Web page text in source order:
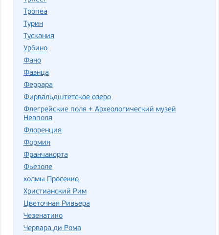
Тропеа
Турин
Тускания
Урбино
Фано
Фаэнца
Феррара
Фирвальдштетское озеро
Флегрейские поля + Археологический музей
Неаполя
Флоренция
Формия
Франчакорта
Фьезоле
холмы Просекко
Христианский Рим
Цветочная Ривьера
Чезенатико
Червара ди Рома